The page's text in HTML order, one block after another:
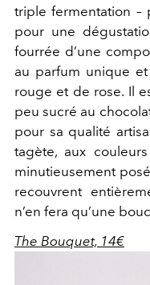
triple fermentation –
pour une
fourrée d’une
au parfum unique
rouge et de rose. Il
peu sucré au
pour sa qualité
tagète, aux
minutieusement
recouvrent
n’en fera qu’une
The Bouquet, 14€